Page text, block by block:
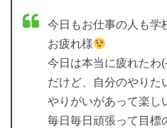
今日もお仕事の人も学
お疲れ様
今日は本当に疲れたわ
だけど、自分のやりた
やりがいがあって楽し
毎日毎日頑張って目標